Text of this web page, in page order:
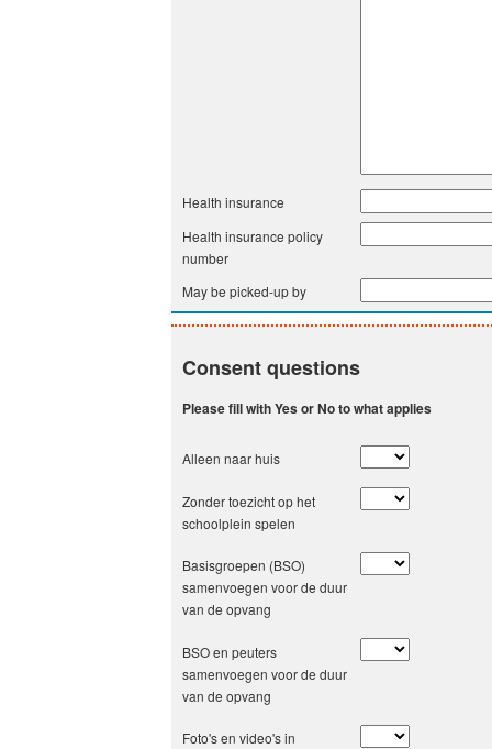
Health insurance
Health insurance policy
number
May be picked-up by
Consent questions
Please fill with Yes or No to what applies
Alleen naar huis
Zonder toezicht op het
schoolplein spelen
Basisgroepen (BSO)
samenvoegen voor de duur
van de opvang
BSO en peuters
samenvoegen voor de duur
van de opvang
Foto's en video's in